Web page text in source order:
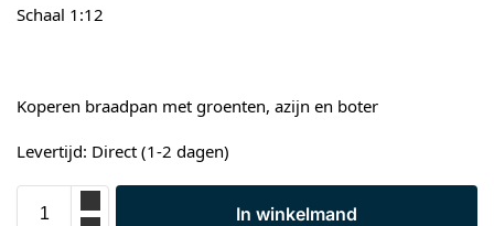
Schaal 1:12
Koperen braadpan met groenten, azijn en boter
Levertijd: Direct (1-2 dagen)
In winkelmand